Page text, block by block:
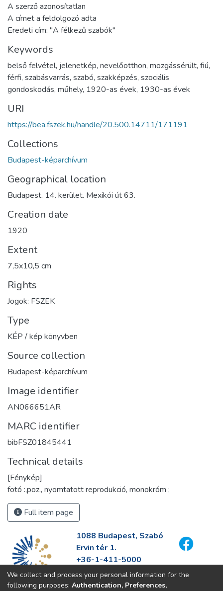
A szerző azonosítatlan
A címet a feldolgozó adta
Eredeti cím: "A félkezű szabók"
Keywords
belső felvétel, jelenetkép, nevelőotthon, mozgássérült, fiú,
férfi, szabásvarrás, szabó, szakképzés, szociális
gondoskodás, műhely, 1920-as évek, 1930-as évek
URI
https://bea.fszek.hu/handle/20.500.14711/171191
Collections
Budapest-képarchívum
Geographical location
Budapest. 14. kerület. Mexikói út 63.
Creation date
1920
Extent
7,5x10,5 cm
Rights
Jogok: FSZEK
Type
KÉP / kép könyvben
Source collection
Budapest-képarchívum
Image identifier
AN066651AR
MARC identifier
bibFSZ01845441
Technical details
[Fénykép]
fotó :,poz., nyomtatott reprodukció, monokróm ;
Full item page
1088 Budapest, Szabó
Ervin tér 1.
+36-1-411-5000
info@fszek.hu
https://fszek.hu
We collect and process your personal information for the
following purposes: Authentication, Preferences,